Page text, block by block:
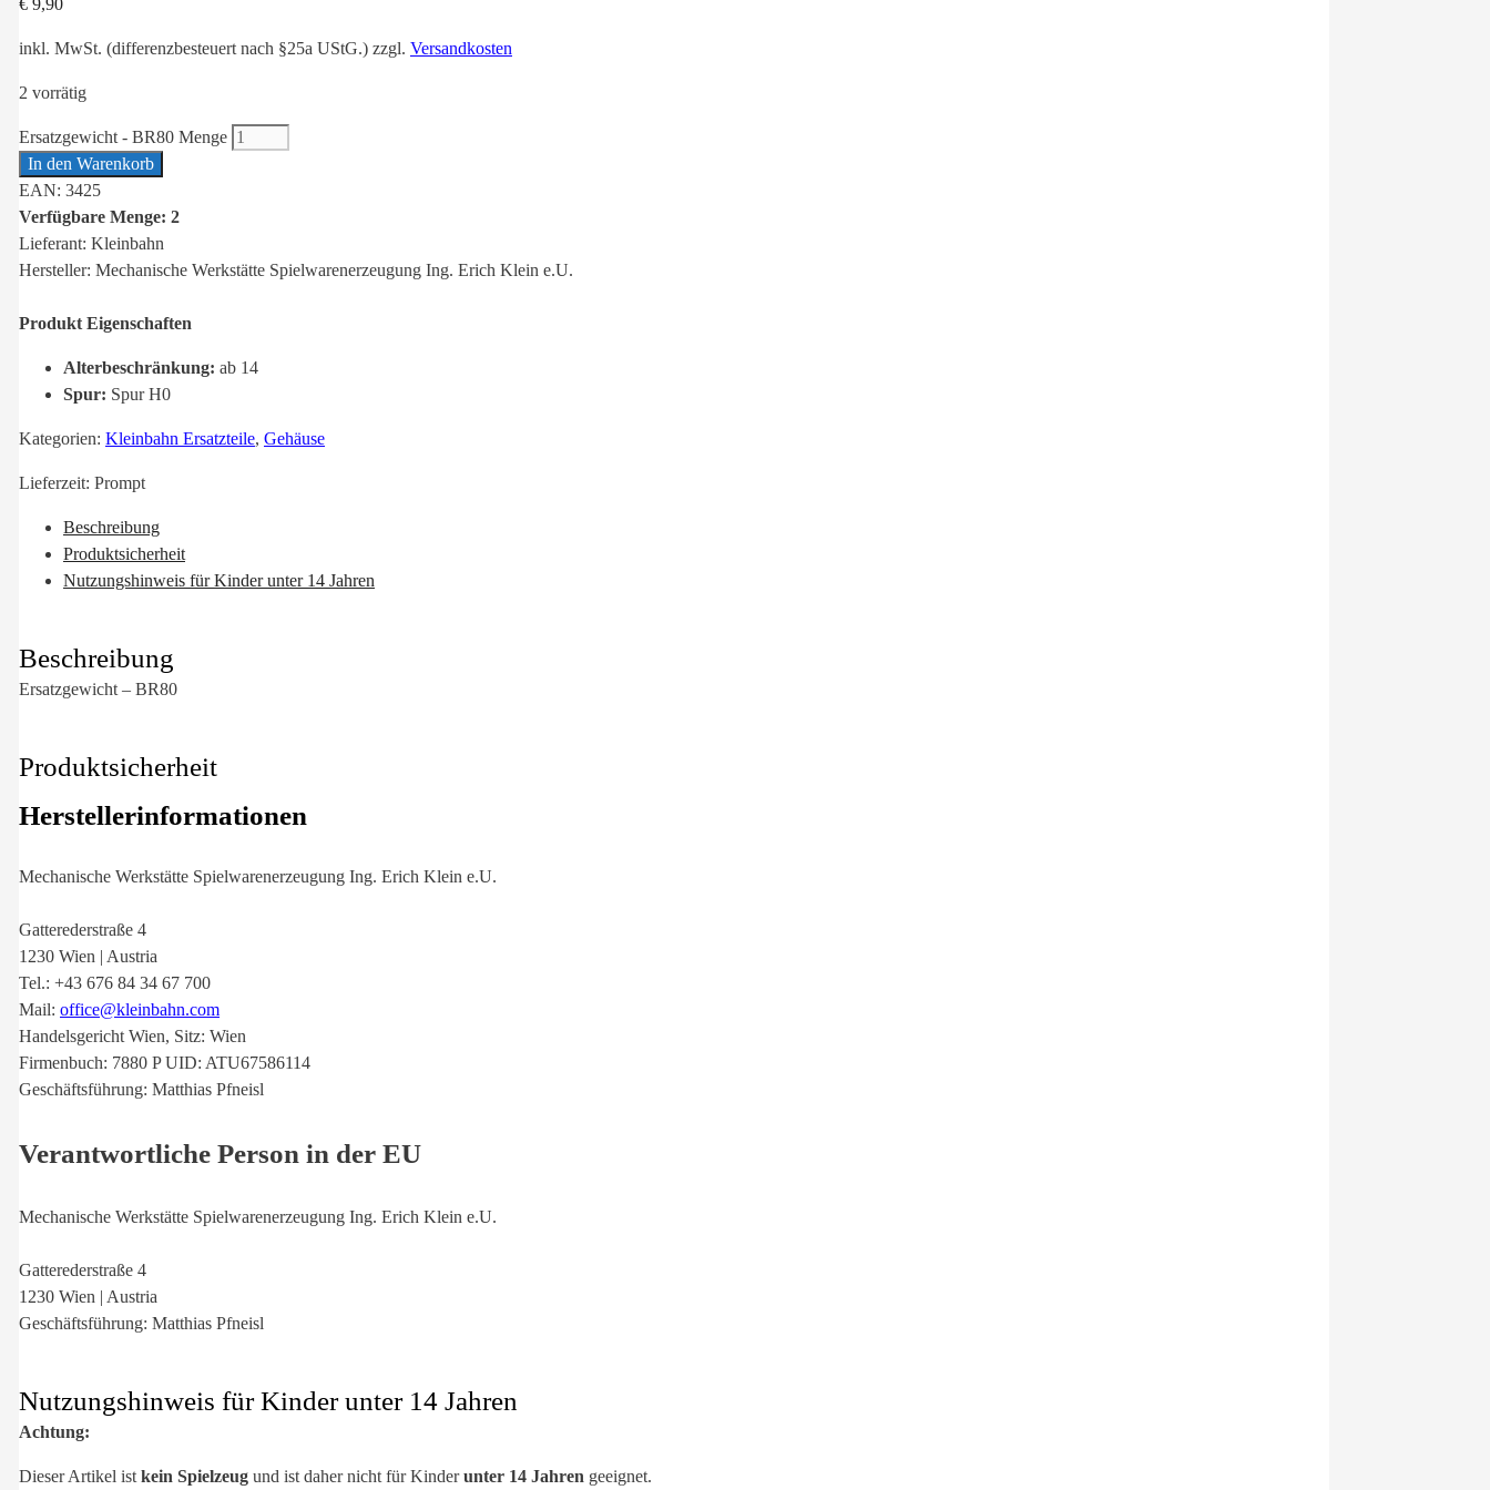
€ 9,90
inkl. MwSt. (differenzbesteuert nach §25a UStG.) zzgl. Versandkosten
2 vorrätig
Ersatzgewicht - BR80 Menge
In den Warenkorb
EAN: 3425
Verfügbare Menge: 2
Lieferant: Kleinbahn
Hersteller: Mechanische Werkstätte Spielwarenerzeugung Ing. Erich Klein e.U.
Produkt Eigenschaften
Alterbeschränkung: ab 14
Spur: Spur H0
Kategorien: Kleinbahn Ersatzteile, Gehäuse
Lieferzeit: Prompt
Beschreibung
Produktsicherheit
Nutzungshinweis für Kinder unter 14 Jahren
Beschreibung
Ersatzgewicht – BR80
Produktsicherheit
Herstellerinformationen
Mechanische Werkstätte Spielwarenerzeugung Ing. Erich Klein e.U.
Gatterederstraße 4
1230 Wien | Austria
Tel.: +43 676 84 34 67 700
Mail: office@kleinbahn.com
Handelsgericht Wien, Sitz: Wien
Firmenbuch: 7880 P UID: ATU67586114
Geschäftsführung: Matthias Pfneisl
Verantwortliche Person in der EU
Mechanische Werkstätte Spielwarenerzeugung Ing. Erich Klein e.U.
Gatterederstraße 4
1230 Wien | Austria
Geschäftsführung: Matthias Pfneisl
Nutzungshinweis für Kinder unter 14 Jahren
Achtung:
Dieser Artikel ist kein Spielzeug und ist daher nicht für Kinderunter 14 Jahren geeignet.